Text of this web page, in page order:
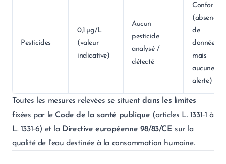
Pesticides
0,1 µg/L
(valeur
indicative)
Aucun
pesticide
analysé /
détecté
Conforme
(absence
de
données,
mais
aucune
alerte)
Toutes les mesures relevées se situentdans les limites
fixées par le Code de la santé publique (articles L. 1331‑1 à
L. 1331‑6) et la Directive européenne 98/83/CE sur la
qualité de l’eau destinée à la consommation humaine.